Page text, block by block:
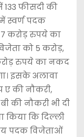
133 फीसदी की
स्वर्ण पदक
7 करोड़ रुपये का
को 5 करोड़,
रुपये का नकद
इसके अलावा
ए की नौकरी,
की नौकरी भी दी
किया कि दिल्ली
पदक विजेताओं